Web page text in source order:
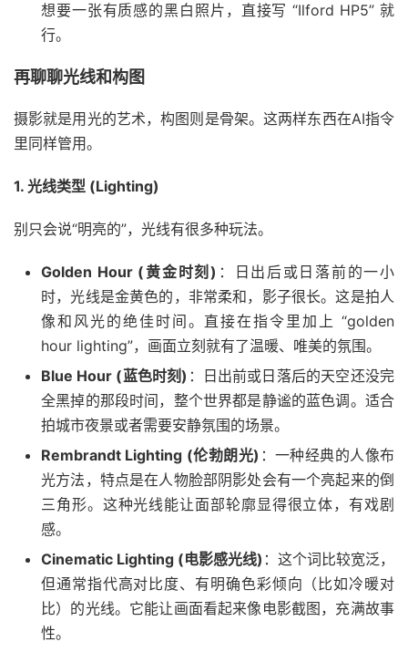
想要一张有质感的黑白照片，直接写 “Ilford HP5” 就
行。
再聊聊光线和构图
摄影就是用光的艺术，构图则是骨架。这两样东西在AI指令
里同样管用。
1. 光线类型 (Lighting)
别只会说“明亮的”，光线有很多种玩法。
Golden Hour (黄金时刻) ：日出后或日落前的一小
时，光线是金黄色的，非常柔和，影子很长。这是拍人
像和风光的绝佳时间。直接在指令里加上 “golden
hour lighting”，画面立刻就有了温暖、唯美的氛围。
Blue Hour (蓝色时刻) ：日出前或日落后的天空还没完
全黑掉的那段时间，整个世界都是静谧的蓝色调。适合
拍城市夜景或者需要安静氛围的场景。
Rembrandt Lighting (伦勃朗光) ：一种经典的人像布
光方法，特点是在人物脸部阴影处会有一个亮起来的倒
三角形。这种光线能让面部轮廓显得很立体，有戏剧
感。
Cinematic Lighting (电影感光线) ：这个词比较宽泛，
但通常指代高对比度、有明确色彩倾向（比如冷暖对
比）的光线。它能让画面看起来像电影截图，充满故事
性。